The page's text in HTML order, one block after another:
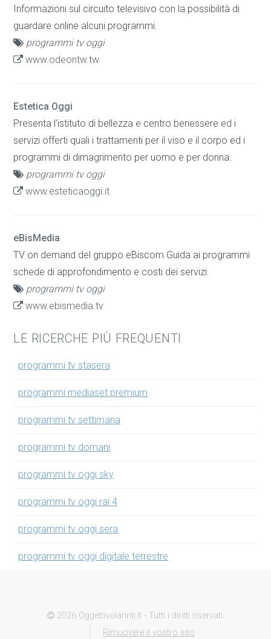
Informazioni sul circuito televisivo con la possibilità di
guardare online alcuni programmi.
programmi tv oggi
www.odeontw.tw
Estetica Oggi
Presenta l'istituto di bellezza e centro benessere ed i
servizi offerti quali i trattamenti per il viso e il corpo ed i
programmi di dimagrimento per uomo e per donna.
programmi tv oggi
www.esteticaoggi.it
eBisMedia
TV on demand del gruppo eBiscom Guida ai programmi
schede di approfondimento e costi dei servizi.
programmi tv oggi
www.ebismedia.tv
LE RICERCHE PIÙ FREQUENTI
programmi tv stasera
programmi mediaset premium
programmi tv settimana
programmi tv domani
programmi tv oggi sky
programmi tv oggi rai 4
programmi tv oggi sera
programmi tv oggi digitale terrestre
2026 Oggettivolannti.it - Tutti i diritti riservati.
Rimuovere il vostro sito